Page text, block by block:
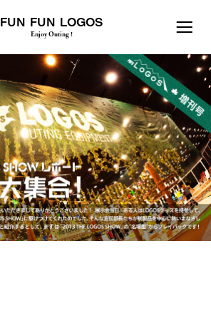
FUN FUN LOGOS
Enjoy Outing !